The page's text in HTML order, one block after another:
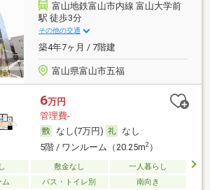
富山地鉄富山市内線 富山大学前
駅 徒歩3分
その他の交通
築4年7ヶ月 / 7階建
富山県富山市五福
6万円
管理費-
なし(7万円)
なし
5階 / ワンルーム（20.25m2）
敷金なし
一人暮らし
ム
バス・トイレ別 南向き